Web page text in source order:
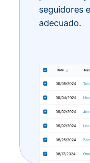
seguidores
adecuado.